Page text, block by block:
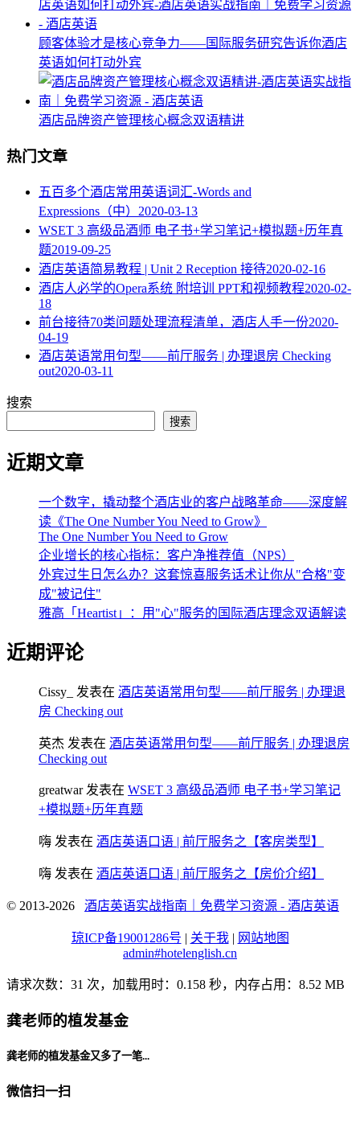
顾客体验才是核心竞争力——国际服务研究告诉你酒店
英语如何打动外宾
酒店品牌资产管理核心概念双语精讲
热门文章
五百多个酒店常用英语词汇-Words and
Expressions（中） 2020-03-13
WSET 3 高级品酒师 电子书+学习笔记+模拟题+历年真
题2019-09-25
酒店英语简易教程 | Unit 2 Reception 接待2020-02-16
酒店人必学的Opera系统 附培训 PPT和视频教程2020-02-
18
​前台接待70类问题处理流程清单，酒店人手一份2020-
04-19
酒店英语常用句型——前厅服务 | 办理退房 Checking
out2020-03-11
搜索
搜索
近期文章
一个数字，撬动整个酒店业的客户战略革命——深度解
读《The One Number You Need to Grow》
The One Number You Need to Grow
企业增长的核心指标：客户净推荐值（NPS）
外宾过生日怎么办？这套惊喜服务话术让你从"合格"变
成"被记住"
雅高「Heartist」：用"心"服务的国际酒店理念双语解读
近期评论
Cissy_ 发表在 酒店英语常用句型——前厅服务 | 办理退
房 Checking out
英杰 发表在 酒店英语常用句型——前厅服务 | 办理退房
Checking out
greatwar发表在 WSET 3 高级品酒师 电子书+学习笔记
+模拟题+历年真题
嗨 发表在 酒店英语口语 | 前厅服务之【客房类型】
嗨 发表在 酒店英语口语 | 前厅服务之【房价介绍】
© 2013-2026 酒店英语实战指南｜免费学习资源 - 酒店英语
琼ICP备19001286号 | 关于我 | 网站地图
admin#hotelenglish.cn
请求次数：31 次，加载用时：0.158 秒，内存占用：8.52 MB
龚老师的植发基金
龚老师的植发基金又多了一笔...
微信扫一扫